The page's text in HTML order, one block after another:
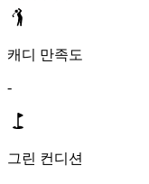
캐디 만족도
-
그린 컨디션